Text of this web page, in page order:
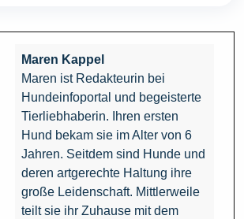
Maren Kappel
Maren ist Redakteurin bei
Hundeinfoportal und begeisterte
Tierliebhaberin. Ihren ersten
Hund bekam sie im Alter von 6
Jahren. Seitdem sind Hunde und
deren artgerechte Haltung ihre
große Leidenschaft. Mittlerweile
teilt sie ihr Zuhause mit dem